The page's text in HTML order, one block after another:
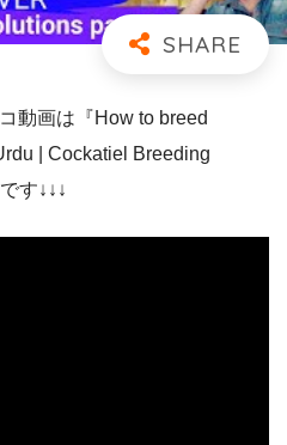
動画は『How to breed
| Cockatiel Breeding
す↓↓↓